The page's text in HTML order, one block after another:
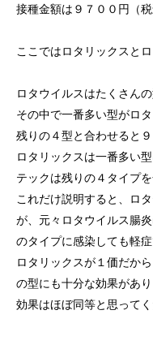
接種金額は９７００円（
ここではロタリックスと
ロタウイルスはたくさんの
その中で一番多い型がロ
残りの４型と合わせると９
ロタリックスは一番多い
テックは残りの４タイプ
これだけ説明すると、ロ
が、元々ロタウイルス腸
のタイプに感染しても軽
ロタリックスが１価だか
の型にも十分な効果があり
効果はほぼ同等と思ってく